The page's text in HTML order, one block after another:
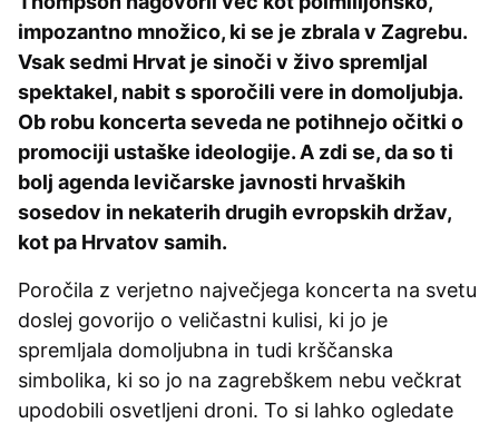
impozantno množico, ki se je zbrala v Zagrebu.
Vsak sedmi Hrvat je sinoči v živo spremljal
spektakel, nabit s sporočili vere in domoljubja.
Ob robu koncerta seveda ne potihnejo očitki o
promociji ustaške ideologije. A zdi se, da so ti
bolj agenda levičarske javnosti hrvaških
sosedov in nekaterih drugih evropskih držav,
kot pa Hrvatov samih.
Poročila z verjetno največjega koncerta na svetu
doslej govorijo o veličastni kulisi, ki jo je
spremljala domoljubna in tudi krščanska
simbolika, ki so jo na zagrebškem nebu večkrat
upodobili osvetljeni droni. To si lahko ogledate